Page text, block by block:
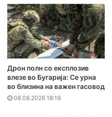
Дрон полн со експлозив
влезе во Бугарија: Се урна
во близина на важен гасовод
08.08.2026 18:19